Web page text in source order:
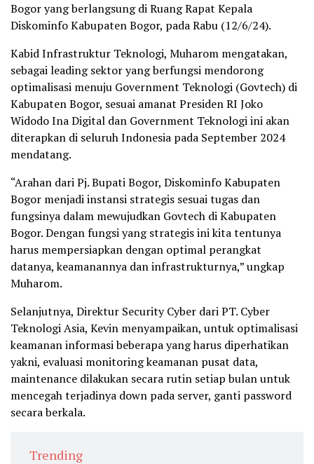
Bogor yang berlangsung di Ruang Rapat Kepala
Diskominfo Kabupaten Bogor, pada Rabu (12/6/24).
Kabid Infrastruktur Teknologi, Muharom mengatakan,
sebagai leading sektor yang berfungsi mendorong
optimalisasi menuju Government Teknologi (Govtech) di
Kabupaten Bogor, sesuai amanat Presiden RI Joko
Widodo Ina Digital dan Government Teknologi ini akan
diterapkan di seluruh Indonesia pada September 2024
mendatang.
“Arahan dari Pj. Bupati Bogor, Diskominfo Kabupaten
Bogor menjadi instansi strategis sesuai tugas dan
fungsinya dalam mewujudkan Govtech di Kabupaten
Bogor. Dengan fungsi yang strategis ini kita tentunya
harus mempersiapkan dengan optimal perangkat
datanya, keamanannya dan infrastrukturnya,” ungkap
Muharom.
Selanjutnya, Direktur Security Cyber dari PT. Cyber
Teknologi Asia, Kevin menyampaikan, untuk optimalisasi
keamanan informasi beberapa yang harus diperhatikan
yakni, evaluasi monitoring keamanan pusat data,
maintenance dilakukan secara rutin setiap bulan untuk
mencegah terjadinya down pada server, ganti password
secara berkala.
Trending